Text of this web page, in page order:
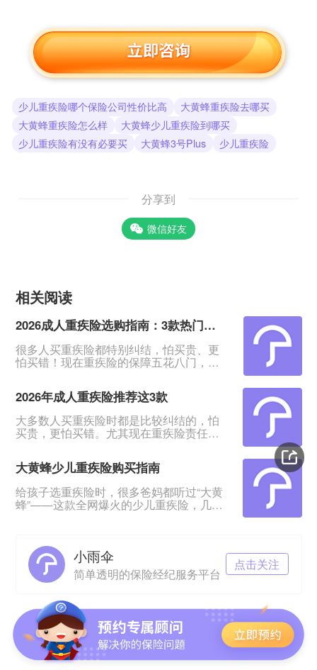
少儿重疾险哪个保险公司性价比高
大黄蜂重疾险去哪买
大黄蜂重疾险怎么样
大黄蜂少儿重疾险到哪买
少儿重疾险有没有必要买
大黄蜂3号Plus 少儿重疾险
分享到
微信好友
相关阅读
2026成人重疾险选购指南：3款热门产品全面测评
很多人买重疾险都特别纠结，怕买贵、更
怕买错！现在重疾险的保障五花八门，条
专门对比整理了2026年市面上口碑、性价
比都靠前的3款成人重疾险，不管你是预算
有限、身体健康，还是身体有点小异常、
不好投保，都能从中挑到合适的。&nbsp;
一、君龙超级玛丽16号Pro：普通人首选，
重疾险里的性价比王
2026年成人重疾险推荐这3款
大多数人买重疾险时都是比较纠结的，怕
买贵，更怕买错。尤其现在重疾险责任越
比整理，给大家挑出成人重疾险榜单前列
的3款产品，适合各种预算、不同身体状况
的人群。&nbsp;如果你打算买重疾险，如
果你带病投保，或者预算紧张，这3款产品
能满足你的需求。
大黄蜂少儿重疾险购买指南
给孩子选重疾险时，很多爸妈都听过“大黄
蜂”——这款全网爆火的少儿重疾险，几乎
制的？在哪里买最放心？听说小雨伞保险
经纪是定制方，这家公司靠谱吗？理赔会
不会麻烦？今天就来一一拆解这些问题，
让你给娃买保险时心里有底。01 大黄蜂少
重疾险分两个核心版本：Ø
小雨伞
简单透明的保险经纪服务平台
点击关注